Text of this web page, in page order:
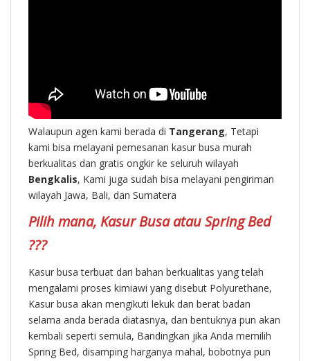
Walaupun agen kami berada di Tangerang, Tetapi
kami bisa melayani pemesanan kasur busa murah
berkualitas dan gratis ongkir ke seluruh wilayah
Bengkalis, Kami juga sudah bisa melayani pengiriman
wilayah Jawa, Bali, dan Sumatera
Pilih mana, Kasur Busa atau Spring Bed
???
Kasur busa terbuat dari bahan berkualitas yang telah
mengalami proses kimiawi yang disebut Polyurethane,
Kasur busa akan mengikuti lekuk dan berat badan
selama anda berada diatasnya, dan bentuknya pun akan
kembali seperti semula, Bandingkan jika Anda memilih
Spring Bed, disamping harganya mahal, bobotnya pun